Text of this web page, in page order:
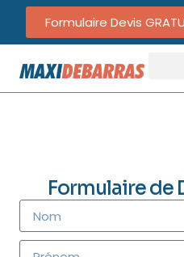
Formulaire Devis
Formulaire de